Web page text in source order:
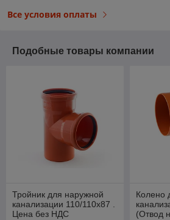
Все условия оплаты
Подобные товары компании
Тройник для наружной
канализации 110/110х87 .
Цена без НДС
Колено
(Отвод